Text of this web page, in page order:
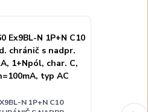
N 1P+N C10
NOARK